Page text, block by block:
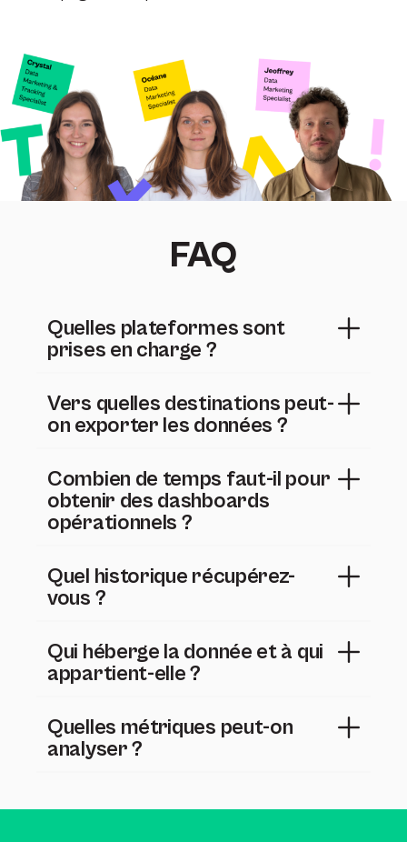
FAQ
Quelles plateformes sont
prises en charge ?
Vers quelles destinations peut-
on exporter les données ?
Combien de temps faut-il pour
obtenir des dashboards
opérationnels ?
Quel historique récupérez-
vous ?
Qui héberge la donnée et à qui
appartient-elle ?
Quelles métriques peut-on
analyser ?